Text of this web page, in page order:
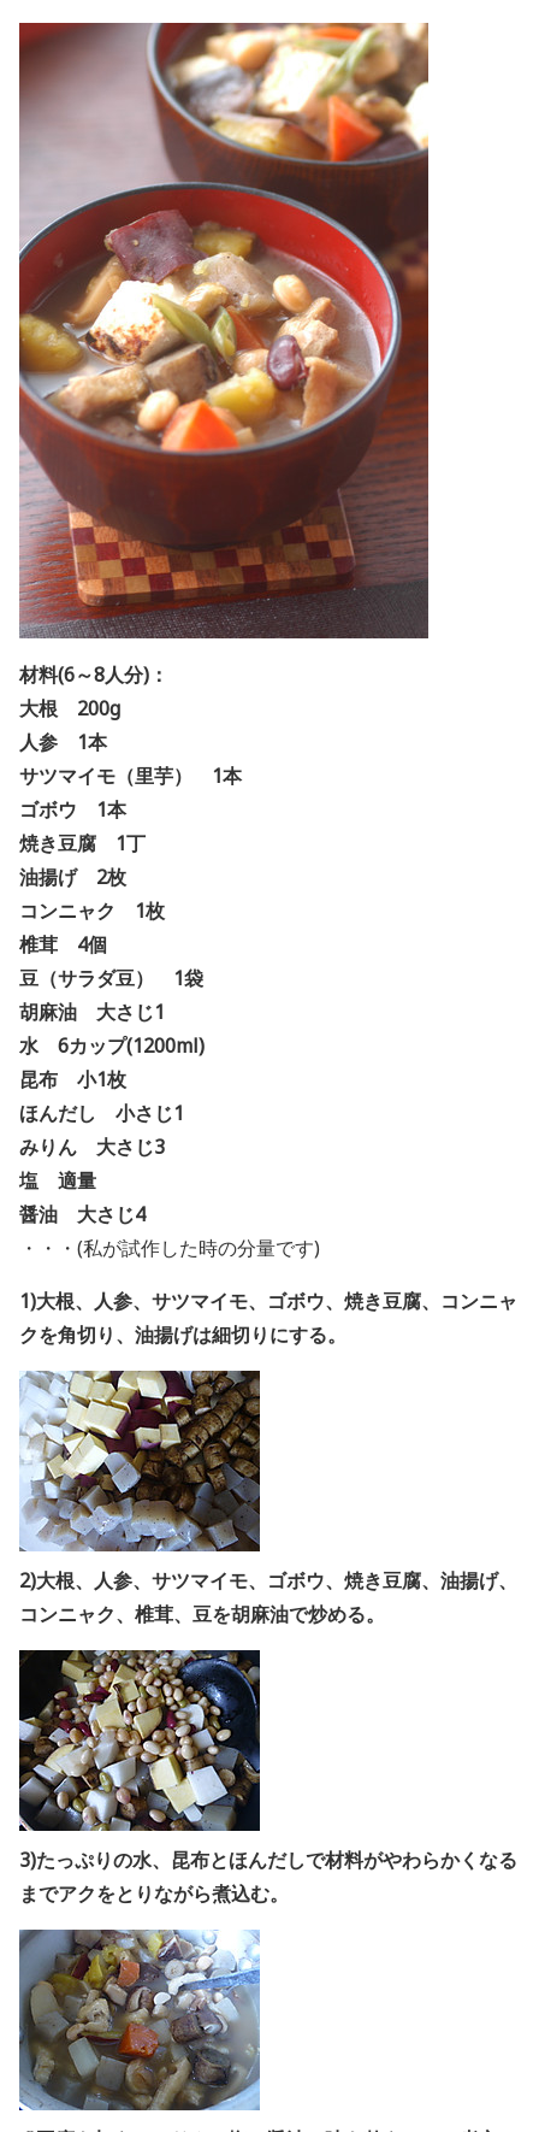
材料(6～8人分)：
大根 200g
人参 1本
サツマイモ（里芋） 1本
ゴボウ 1本
焼き豆腐 1丁
油揚げ 2枚
コンニャク 1枚
椎茸 4個
豆（サラダ豆） 1袋
胡麻油 大さじ1
水 6カップ(1200ml)
昆布 小1枚
ほんだし 小さじ1
みりん 大さじ3
塩 適量
醤油 大さじ4
・・・(私が試作した時の分量です)
1)大根、人参、サツマイモ、ゴボウ、焼き豆腐、コンニャ
クを角切り、 油揚げは細切りにする。
2)大根、人参、サツマイモ、ゴボウ、焼き豆腐、油揚げ、
コンニャク、椎茸、豆を胡麻油で炒める。
3)たっぷりの水、昆布とほんだしで材料がやわらかくなる
までアクをとりながら煮込む。